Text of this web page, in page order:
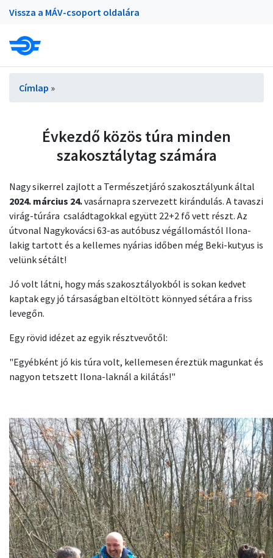
Ugrás
tartalomra
Portálok
Vissza a MÁV-csoport oldalára
Morzsa
Címlap
Évkezdő közös túra minden
szakosztálytag számára
Nagy sikerrel zajlott a Természetjáró szakosztályunk által
2024. március 24.vasárnapra szervezett kirándulás. A tavaszi
virág-túrára családtagokkal együtt 22+2 fő vett részt. Az
útvonal Nagykovácsi 63-as autóbusz végállomástól Ilona-
lakig tartott és a kellemes nyárias időben még Beki-kutyus is
velünk sétált!
Jó volt látni, hogy más szakosztályokból is sokan kedvet
kaptak egy jó társaságban eltöltött könnyed sétára a friss
levegőn.
Egy rövid idézet az egyik résztvevőtől:
"Egyébként jó kis túra volt, kellemesen éreztük magunkat és
nagyon tetszett Ilona-laknál a kilátás!"
Kép